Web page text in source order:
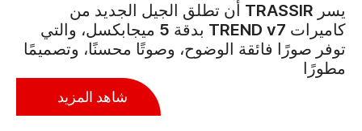
يسر TRASSIR أن تطلق الجيل الجديد من
كاميرات TREND v7 بدقة 5 ميجابكسل، والتي
توفر صورًا فائقة الوضوح، وصوتًا محسنًا، وتصميمًا
مطورًا
شاهد المزيد